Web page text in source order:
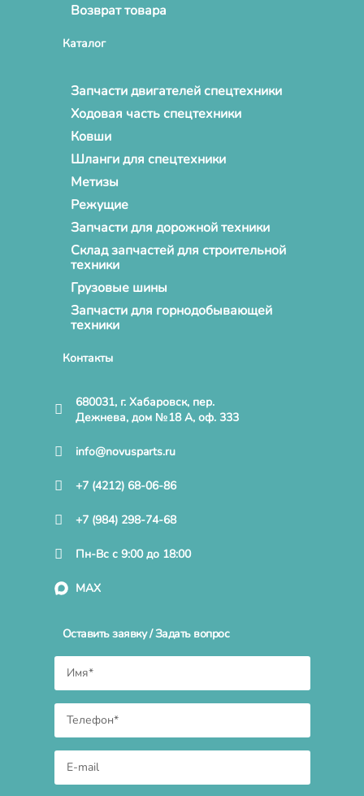
Возврат товара
Каталог
Запчасти двигателей спецтехники
Ходовая часть спецтехники
Ковши
Шланги для спецтехники
Метизы
Режущие
Запчасти для дорожной техники
Склад запчастей для строительной
техники
Грузовые шины
Запчасти для горнодобывающей
техники
Контакты
680031, г. Хабаровск, пер.
Дежнева, дом №18 А, оф. 333
info@novusparts.ru
+7 (4212) 68-06-86
+7 (984) 298-74-68
Пн-Вс с 9:00 до 18:00
MAX
Оставить заявку / Задать вопрос